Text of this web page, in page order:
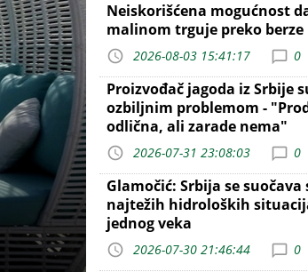
Neiskorišćena mogućnost
malinom trguje preko berze
2026-08-03 15:41:17 0
Proizvođač jagoda iz Srbije
ozbiljnim problemom -
odlična, ali zarade nema"
2026-07-31 23:08:03 0
Glamočić: Srbija se suočava
najtežih hidroloških
jednog veka
2026-07-30 21:46:44 0